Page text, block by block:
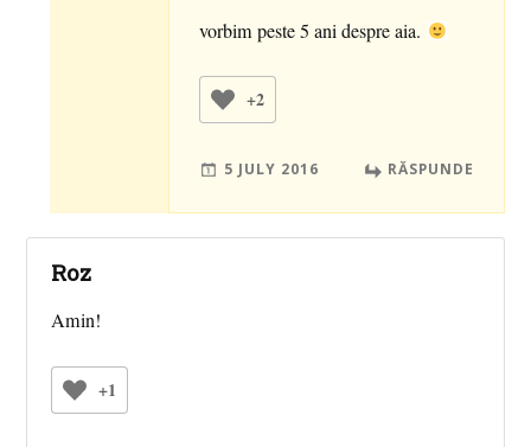
vorbim peste 5 ani despre aia.
+2
5 JULY 2016 RĂSPUNDE
Roz
Amin!
+1